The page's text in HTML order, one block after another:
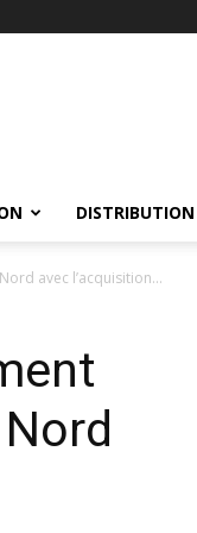
DISTRIBUTION
avec l’acquisition...